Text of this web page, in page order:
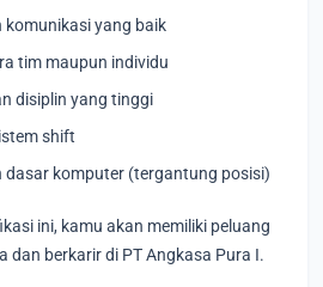
komunikasi yang baik
tim maupun individu
disiplin yang tinggi
shift
dasar komputer (tergantung posisi)
ini, kamu akan memiliki peluang
dan berkarir di PT Angkasa Pura I.